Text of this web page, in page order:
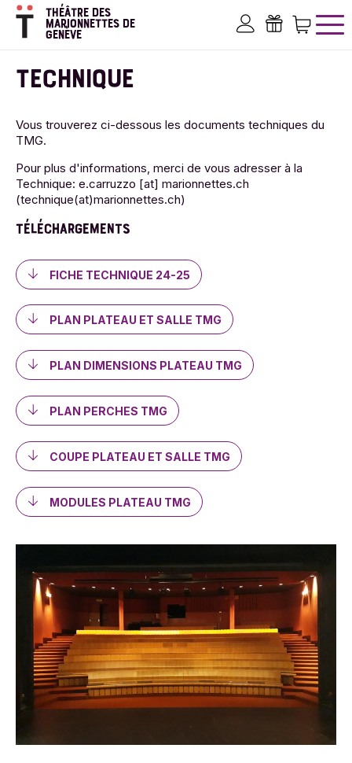
Aller
contenu
THÉÂTRE DES
MARIONNETTES DE
GENÈVE
TECHNIQUE
Vous trouverez ci-dessous les documents techniques du
TMG.
Pour plus d'informations, merci de vous adresser à la
Technique: e.carruzzo [at] marionnettes.ch
(technique(at)marionnettes.ch)
TÉLÉCHARGEMENTS
FICHE TECHNIQUE 24-25
PLAN PLATEAU ET SALLE TMG
PLAN DIMENSIONS PLATEAU TMG
PLAN PERCHES TMG
COUPE PLATEAU ET SALLE TMG
MODULES PLATEAU TMG